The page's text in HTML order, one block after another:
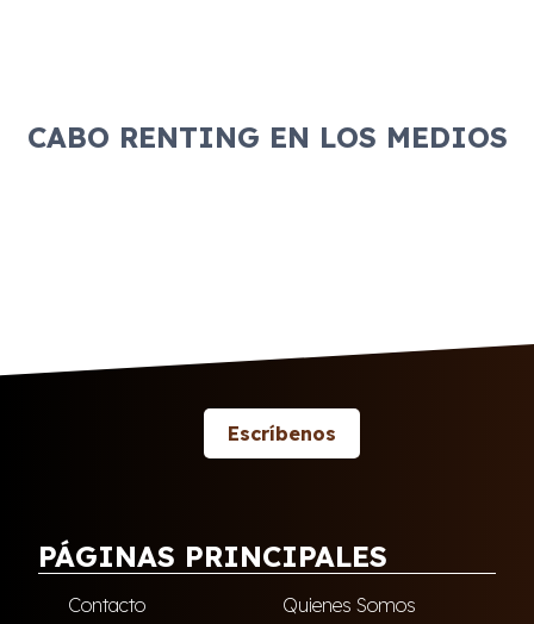
CABO RENTING EN LOS MEDIOS
Escríbenos
PÁGINAS PRINCIPALES
Contacto
Quienes Somos